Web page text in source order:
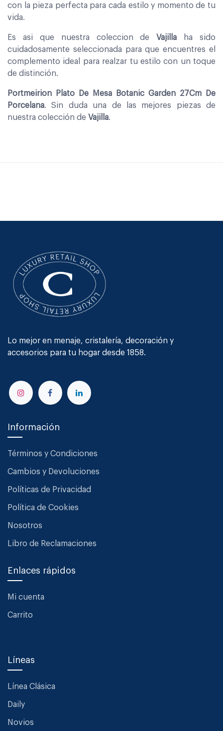
con la pieza perfecta para cada estilo y momento de tu
vida.
Es asi que nuestra coleccion deVajilla ha sido
cuidadosamente seleccionada para que encuentres el
complemento ideal para realzar tu estilo con un toque
de distinción.
Portmeirion Plato De Mesa Botanic Garden 27Cm De
Porcelana. Sin duda una de las mejores piezas de
nuestra colección de Vajilla.
Lo mejor en menaje, cristalería, decoración y
accesorios para tu hogar desde 1858.
Información
Términos y Condiciones
Cambios y Devoluciones
Políticas de Privacidad
Política de Cookies
Nosotros
Libro de Reclamaciones
Enlaces rápidos
Mi cuenta
Carrito
Líneas
Línea Clásica
Daily
Novios